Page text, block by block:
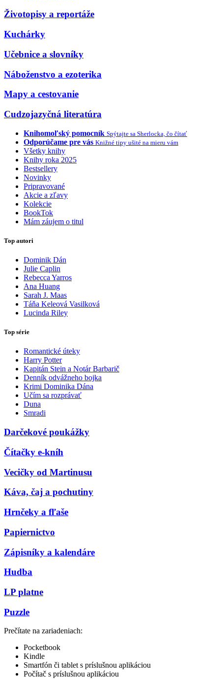
Životopisy a reportáže
Kuchárky
Učebnice a slovníky
Náboženstvo a ezoterika
Mapy a cestovanie
Cudzojazyčná literatúra
Knihomoľský pomocník Spýtajte sa Sherlocka, čo čítať
Odporúčame pre vás Knižné tipy ušité na mieru vám
Všetky knihy
Knihy roka 2025
Bestsellery
Novinky
Pripravované
Akcie a zľavy
Kolekcie
BookTok
Mám záujem o titul
Top autori
Dominik Dán
Julie Caplin
Rebecca Yarros
Ana Huang
Sarah J. Maas
Táňa Keleová Vasilková
Lucinda Riley
Top série
Romantické úteky
Harry Potter
Kapitán Stein a Notár Barbarič
Denník odvážneho bojka
Krimi Dominika Dána
Učím sa rozprávať
Duna
Smradi
Darčekové poukážky
Čítačky e-kníh
Vecičky od Martinusu
Káva, čaj a pochutiny
Hrnčeky a fľaše
Papiernictvo
Zápisníky a kalendáre
Hudba
LP platne
Puzzle
Prečítate na zariadeniach:
Pocketbook
Kindle
Smartfón či tablet s príslušnou aplikáciou
Počítač s príslušnou aplikáciou